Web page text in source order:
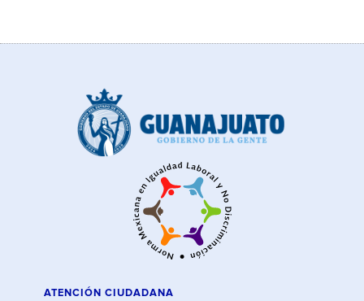
ATENCIÓN CIUDADANA